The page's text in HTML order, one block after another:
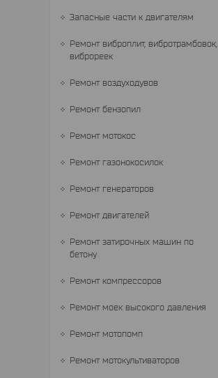
Запасные части к двигателям
Ремонт виброплит, вибротрамбовок,
виброреек
Ремонт воздуходувов
Ремонт бензопил
Ремонт мотокос
Ремонт газонокосилок
Ремонт генераторов
Ремонт двигателей
Ремонт затирочных машин по
бетону
Ремонт компрессоров
Ремонт моек высокого давления
Ремонт мотопомп
Ремонт мотокультиваторов